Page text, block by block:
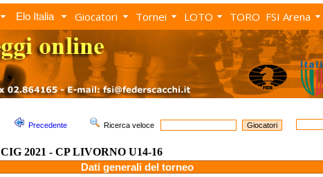
Elo Italia Giocatori Tornei LOTO TORO FSI Arena
Precedente Ricerca veloce
CIG 2021 - CP LIVORNO U14-16
Dati generali del torneo